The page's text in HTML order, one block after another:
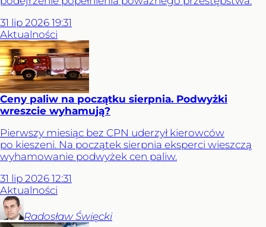
31 lip 2026 19:31
Aktualności
Ceny paliw na początku sierpnia. Podwyżki
wreszcie wyhamują?
Pierwszy miesiąc bez CPN uderzył kierowców
po kieszeni. Na początek sierpnia eksperci wieszczą
wyhamowanie podwyżek cen paliw.
31 lip 2026 12:31
Aktualności
Radosław Święcki